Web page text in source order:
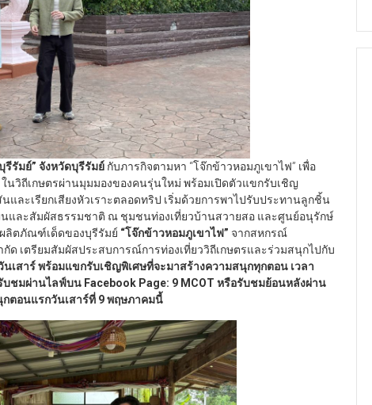
รีรัมย์” จังหวัดบุรีรัมย์ กับภารกิจตามหา “โจ๊กข้าวหอมภูเขาไฟ” เพื่อ
วิถีเกษตรผ่านมุมมองของคนรุ่นใหม่ พร้อมเปิดตัวแขกรับเชิญ
และเรียกเสียงหัวเราะตลอดทริป เริ่มด้วยการพาไปรับประทานลูกชิ้น
นและสัมผัสธรรมชาติ ณ ชุมชนท่องเที่ยวบ้านสวายสอ และศูนย์อนุรักษ์
ลิตภัณฑ์เด็ดของบุรีรัมย์ “โจ๊กข้าวหอมภูเขาไฟ” จากสหกรณ์
เตรียมสัมผัสประสบการณ์การท่องเที่ยววิถีเกษตรและร่วมสนุกไปกับ
นเสาร์ พร้อมแขกรับเชิญพิเศษที่จะมาสร้างความสนุกทุกตอน เวลา
บชมผ่านไลฟ์บน Facebook Page: 9 MCOT หรือรับชมย้อนหลังผ่าน
ตอนแรกวันเสาร์ที่ 9พฤษภาคมนี้